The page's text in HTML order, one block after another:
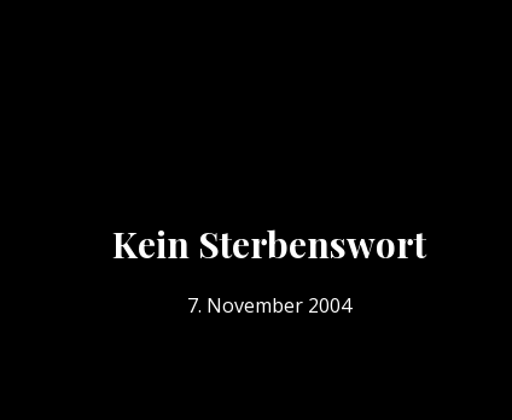
Kein Sterbenswort
7. November 2004